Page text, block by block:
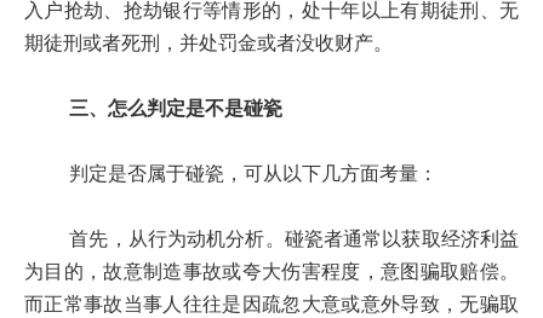
入户抢劫、抢劫银行等情形的，处十年以上有期徒刑、无
期徒刑或者死刑，并处罚金或者没收财产。
三、怎么判定是不是碰瓷
判定是否属于碰瓷，可从以下几方面考量：
首先，从行为动机分析。碰瓷者通常以获取经济利益
为目的，故意制造事故或夸大伤害程度，意图骗取赔偿。
而正常事故当事人往往是因疏忽大意或意外导致，无骗取